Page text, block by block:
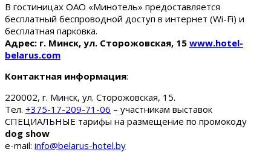
В гостиницах ОАО «Минотель» предоставляется
бесплатный беспроводной доступ в интернет (Wi-Fi) и
бесплатная парковка.
Адрес: г. Минск, ул. Сторожовская, 15 www.hotel-
belarus.com
Контактная информация:
220002, г. Минск, ул. Сторожовская, 15.
Тел. +375-17-209-71-06 – участникам выставок
СПЕЦИАЛЬНЫЕ тарифы на размещение по промокоду
dog show
e-mail: info@belarus-hotel.by